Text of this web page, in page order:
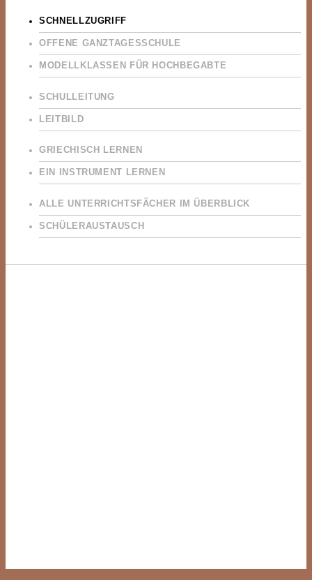
SCHNELLZUGRIFF
OFFENE GANZTAGESSCHULE
MODELLKLASSEN FÜR HOCHBEGABTE
SCHULLEITUNG
LEITBILD
GRIECHISCH LERNEN
EIN INSTRUMENT LERNEN
ALLE UNTERRICHTSFÄCHER IM ÜBERBLICK
SCHÜLERAUSTAUSCH